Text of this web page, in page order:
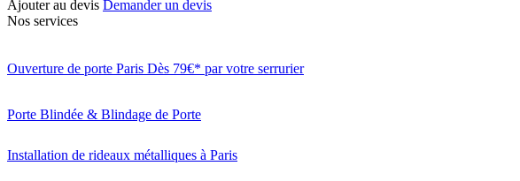
Ajouter au devis Demander un devis
Nos services
Ouverture de porte Paris Dès 79€* par votre serrurier
Porte Blindée & Blindage de Porte
Installation de rideaux métalliques à Paris